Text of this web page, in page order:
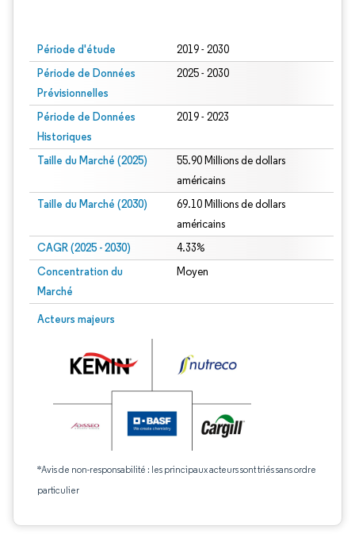
Période d'étude 2019 - 2030
Période de Données
Prévisionnelles
2025 - 2030
Période de Données
Historiques
2019 - 2023
Taille du Marché (2025)
55.90 Millions de dollars
américains
Taille du Marché (2030)
69.10 Millions de dollars
américains
CAGR (2025 - 2030) 4.33%
Concentration du
Marché
Moyen
Acteurs majeurs
*Avis de non-responsabilité : les principaux acteurs sont triés sans ordre
particulier